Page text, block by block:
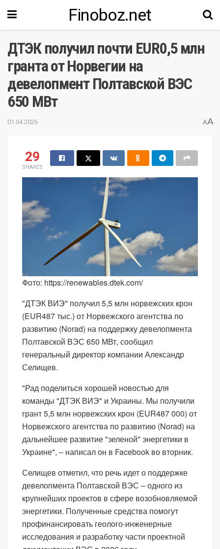
Finoboz.net
ДТЭК получил почти EUR0,5 млн
гранта от Норвегии на
девелопмент Полтавской ВЭС
650 МВт
01.04.2026 AA
29
SHARES
Фото: https://renewables.dtek.com/
"ДТЭК ВИЭ" получил 5,5 млн норвежских крон
(EUR487 тыс.) от Норвежского агентства по
развитию (Norad) на поддержку девелопмента
Полтавской ВЭС 650 МВт, сообщил
генеральный директор компании Александр
Селищев.
"Рад поделиться хорошей новостью для
команды "ДТЭК ВИЭ" и Украины. Мы получили
грант 5,5 млн норвежских крон (EUR487 000) от
Норвежского агентства по развитию (Norad) на
дальнейшее развитие "зеленой" энергетики в
Украине", – написал он в Facebook во вторник.
Селищев отметил, что речь идет о поддержке
девелопмента Полтавской ВЭС – одного из
крупнейших проектов в сфере возобновляемой
энергетики. Полученные средства помогут
профинансировать геолого-инженерные
исследования и разработку части проектной